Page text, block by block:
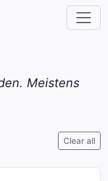
Meistens
Clear all